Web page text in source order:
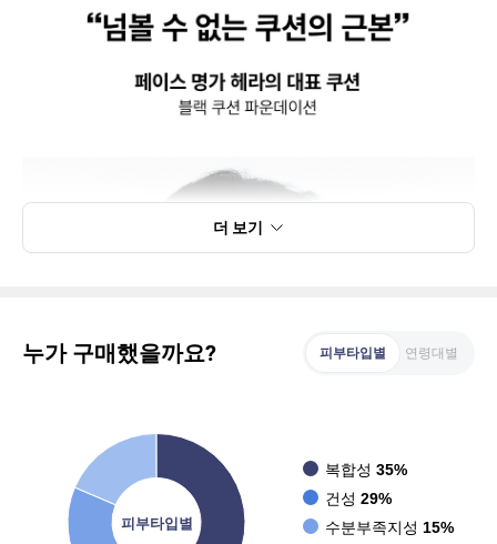
더 보기
누가 구매했을까요? 피부타입별 연령대별
피부타입별
복합성 35%
건성 29%
수분부족지성 15%